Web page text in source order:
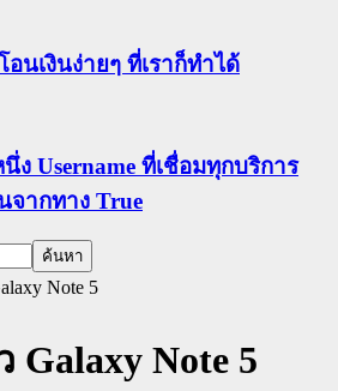
นเงินง่ายๆ ที่เราก็ทำได้
ง Username ที่เชื่อมทุกบริการ
จากทาง True
Note 5
Galaxy Note 5